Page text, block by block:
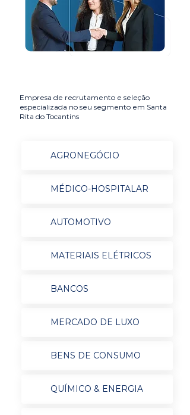
Empresa de recrutamento e seleção
especializada no seu segmento em Santa
Rita do Tocantins
AGRONEGÓCIO
MÉDICO-HOSPITALAR
AUTOMOTIVO
MATERIAIS ELÉTRICOS
BANCOS
MERCADO DE LUXO
BENS DE CONSUMO
QUÍMICO & ENERGIA